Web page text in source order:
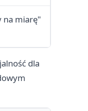
na miarę"
dla